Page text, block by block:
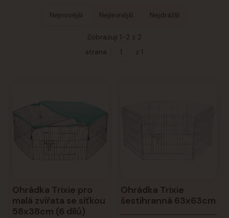
Nejnovější Nejlevnější Nejdražší
Zobrazuji 1-2 z 2
strana
z 1
Ohrádka Trixie pro
malá zvířata se síťkou
58x38cm (6 dílů)
Ohrádka Trixie
šestihranná 63x63cm